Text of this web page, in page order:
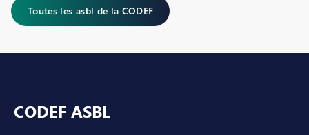
Toutes les asbl de la CODEF
CODEF ASBL